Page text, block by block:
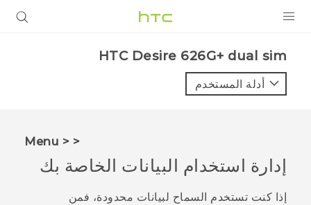
VIVE
VIVERSE
البرامج + التطبيقات
HTC Desire 626G+ dual sim‎
أدلة المستخدم
< < Menu
إدارة استخدام البيانات الخاصة بك
إذا كنت تستخدم السماح لبيانات محدودة، فمن